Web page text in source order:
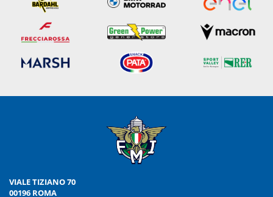
VIALE TIZIANO 70
00196 ROMA